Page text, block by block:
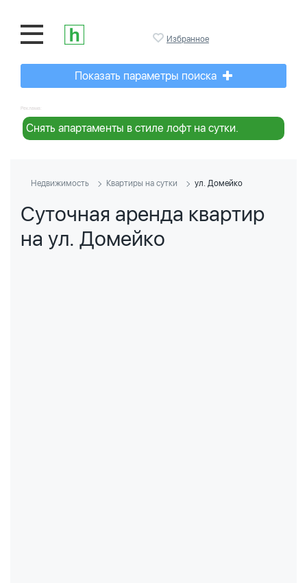
Избранное
Показать параметры поиска
Реклама:
Снять апартаменты в стиле лофт на сутки.
Недвижимость Квартиры на сутки ул. Домейко
Суточная аренда квартир
на ул. Домейко